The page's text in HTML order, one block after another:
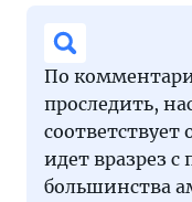
По
проследить,
идет вразрез
большинства